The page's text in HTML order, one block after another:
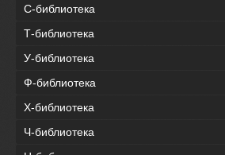
С-библиотека
Т-библиотека
У-библиотека
Ф-библиотека
Х-библиотека
Ч-библиотека